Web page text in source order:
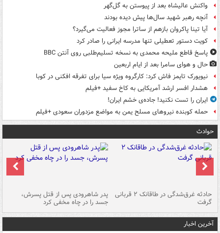
واکنش عالیشاه بعد از پیوستن به گل‌گهر
آنچه رهبر شهید سال‌ها پیش دیده بودند
آیا تینا پاکروان بازهم از ساترا مجوز فعالیت می‌گیرد؟
کویت دستور تعطیلی تنها مدرسه ایرانی را صادر کرد
پاسخ قاطع ملیحه محمدی به نسخه تسلیم‌طلبی روی آنتن BBC
حال و هوای سامرا بعد از ایام اربعین
نیویورک تایمز فاش کرد: کارگروه ویژه سیا برای تفرقه افکنی در کوبا
هشدار افسر ارشد آمریکایی به کاخ سفید +فیلم
ایران را تست نکنید! جاده‌ی خشم ایران!
حمله کوبنده نیروهای مسلح یمن به مواضع مزدوران سعودی +فیلم
حوادث
حادثه غرق‌شدگی در طاقانک ۲ قربانی
گرفت
پدر شاهرودی پس از قتل پسرش،
جسد را در چاه مخفی کرد
آخرین اخبار